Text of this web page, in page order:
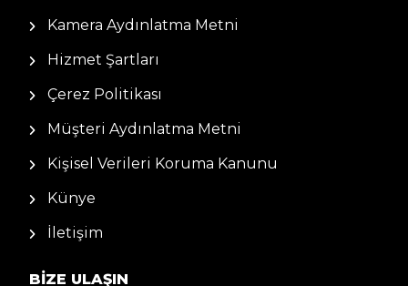
Kamera Aydınlatma Metni
Hizmet Şartları
Çerez Politikası
Müşteri Aydınlatma Metni
Kişisel Verileri Koruma Kanunu
Künye
İletişim
BIZE ULAŞIN